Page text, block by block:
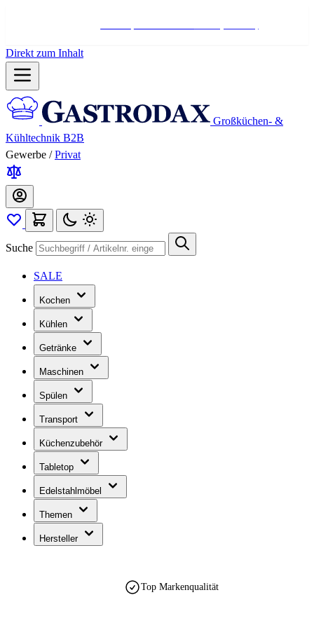
Direkt zum Inhalt
Großküchen- &
Kühltechnik B2B
Gewerbe / Privat
Suche
SALE
Kochen
Kühlen
Getränke
Maschinen
Spülen
Transport
Küchenzubehör
Tabletop
Edelstahlmöbel
Themen
Hersteller
Top Markenqualität